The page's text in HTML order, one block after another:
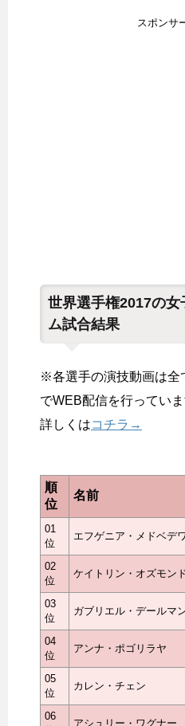
スポンサ
世界選手権2017の
ム試合結果
※各選手の演技動画は全
でWEB配信を行っていま
詳しくはコチラ→
順
位
名前
01
位
エフゲニア・メドベデワ
02
位
ケイトリン・オズモン
03
位
ガブリエル・デールマ
04
位
アンナ・ポゴリラヤ
05
位
カレン・チェン
06
アシュリー・ワグナー